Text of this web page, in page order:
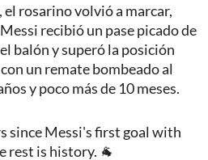
rosarino volvió a marcar,
recibió un pase picado de
balón y superó la posición
un remate bombeado al
y poco más de 10 meses.
since Messi's first goal with
rest is history. 🐐